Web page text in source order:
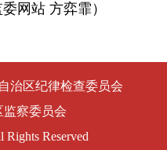
网站 方弈霏）
治区纪律检查委员会
监察委员会
Reserved